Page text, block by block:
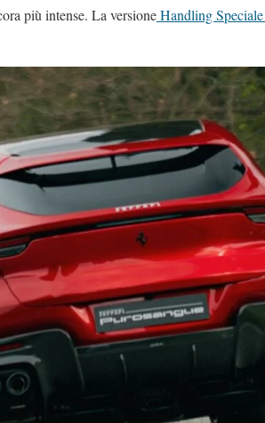
più intense. La versioneHandling